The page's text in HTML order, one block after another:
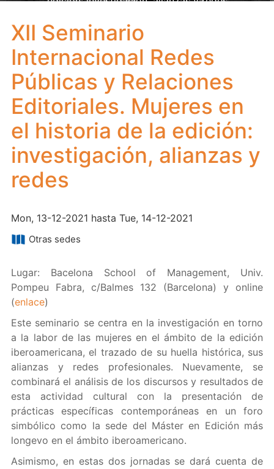
XII Seminario
Internacional Redes
Públicas y Relaciones
Editoriales. Mujeres en
el historia de la edición:
investigación, alianzas y
redes
Mon, 13-12-2021 hasta Tue, 14-12-2021
Otras sedes
Lugar: Bacelona School of Management, Univ.
Pompeu Fabra, c/Balmes 132 (Barcelona) y online
(enlace)
Este seminario se centra en la investigación en torno
a la labor de las mujeres en el ámbito de la edición
iberoamericana, el trazado de su huella histórica, sus
alianzas y redes profesionales. Nuevamente, se
combinará el análisis de los discursos y resultados de
esta actividad cultural con la presentación de
prácticas específicas contemporáneas en un foro
simbólico como la sede del Máster en Edición más
longevo en el ámbito iberoamericano.
Asimismo, en estas dos jornadas se dará cuenta de